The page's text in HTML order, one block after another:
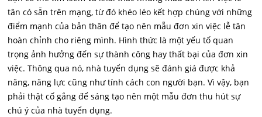
tân có sẵn trên mạng, từ đó khéo léo kết hợp chúng với những
điểm mạnh của bản thân để tạo nên mẫu đơn xin việc lễ tân
hoàn chỉnh cho riêng mình. Hình thức là một yếu tố quan
trọng ảnh hưởng đến sự thành công hay thất bại của đơn xin
việc. Thông qua nó, nhà tuyển dụng sẽ đánh giá được khả
năng, năng lực cũng như tính cách con người bạn. Vì vậy, bạn
phải thật cố gắng để sáng tạo nên một mẫu đơn thu hút sự
chú ý của nhà tuyển dụng.